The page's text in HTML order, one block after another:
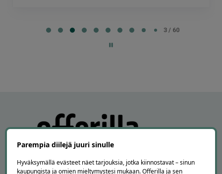
3 / 60
Parempia diilejä juuri sinulle
Hyväksymällä evästeet näet tarjouksia, jotka kiinnostavat – sinun
kaupungista ja omien mieltymystesi mukaan. Offerilla ja sen